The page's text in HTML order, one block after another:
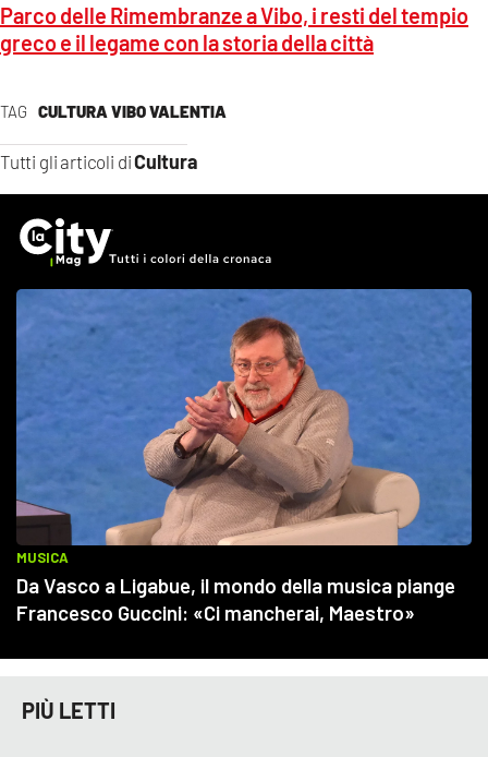
TAG CULTURA VIBO VALENTIA
Tutti gli articoli diCultura
Parco delle Rimembranze a Vibo, i resti del tempio
greco e il legame con la storia della città
PIÙ LETTI